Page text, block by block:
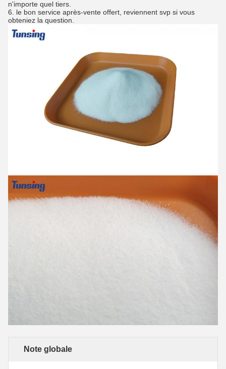
n'importe quel tiers.
6. le bon service après-vente offert, reviennent svp si vous
obteniez la question.
Note globale